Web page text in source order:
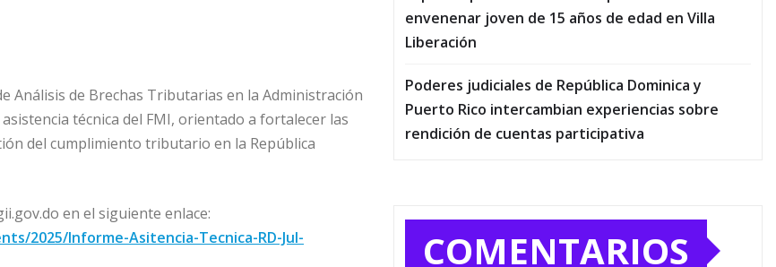
Análisis de Brechas Tributarias en la Administración
técnica del FMI, orientado a fortalecer las
del cumplimiento tributario en la República
en el siguiente enlace:
2025/Informe-Asitencia-Tecnica-RD-Jul-
envenenar joven de 15 años de edad en Villa
Liberación
Poderes judiciales de República Dominica y
Puerto Rico intercambian experiencias sobre
rendición de cuentas participativa
COMENTARIOS